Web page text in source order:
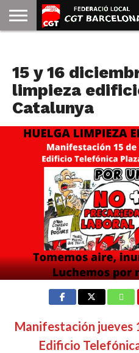
GOLDMAN
15 y 16
limpieza
Catalunya
Manifestación jueves
Edificio